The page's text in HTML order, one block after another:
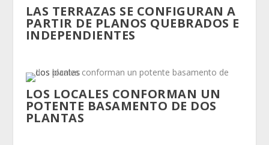
LAS TERRAZAS SE CONFIGURAN A
PARTIR DE PLANOS QUEBRADOS E
INDEPENDIENTES
LOS LOCALES CONFORMAN UN
POTENTE BASAMENTO DE DOS
PLANTAS